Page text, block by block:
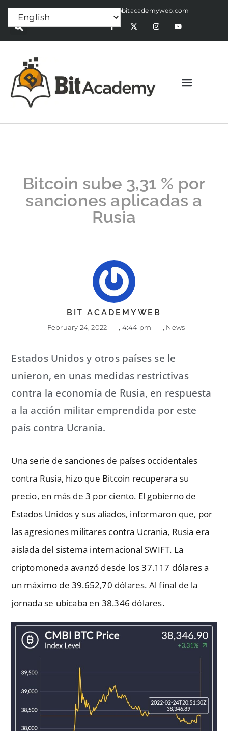
Press Release:alex@bitacademyweb.com
Bitcoin sube 3,31 % por
sanciones aplicadas a
Rusia
BIT ACADEMYWEB
February 24, 2022 4:44 pm News
Estados Unidos y otros países se le
unieron, en unas medidas restrictivas
contra la economía de Rusia, en respuesta
a la acción militar emprendida por este
país contra Ucrania.
Una serie de sanciones de países occidentales
contra Rusia, hizo que Bitcoin recuperara su
precio, en más de 3 por ciento. El gobierno de
Estados Unidos y sus aliados, informaron que, por
las agresiones militares contra Ucrania, Rusia era
aislada del sistema internacional SWIFT. La
criptomoneda avanzó desde los 37.117 dólares a
un máximo de 39.652,70 dólares. Al final de la
jornada se ubicaba en 38.346 dólares.